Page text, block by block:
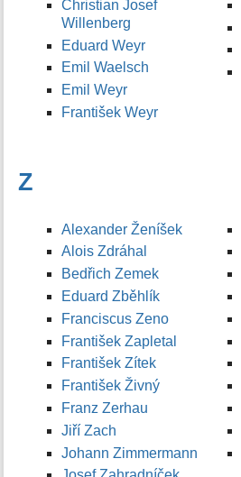
Christian Josef
Willenberg
Eduard Weyr
Emil Waelsch
Emil Weyr
František Weyr
Z
Alexander Ženíšek
Alois Zdráhal
Bedřich Zemek
Eduard Zběhlík
Franciscus Zeno
František Zapletal
František Zítek
František Živný
Franz Zerhau
Jiří Zach
Johann Zimmermann